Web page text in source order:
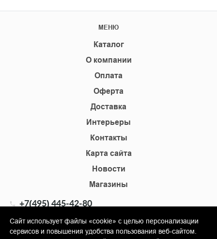
МЕНЮ
Каталог
О компании
Оплата
Оферта
Доставка
Интерьеры
Контакты
Карта сайта
Новости
Магазины
+7(495) 445-42-80
info@shopkm.ru
Сайт использует файлы «cookie» с целью персонализации
сервисов и повышения удобства пользования веб-сайтом.